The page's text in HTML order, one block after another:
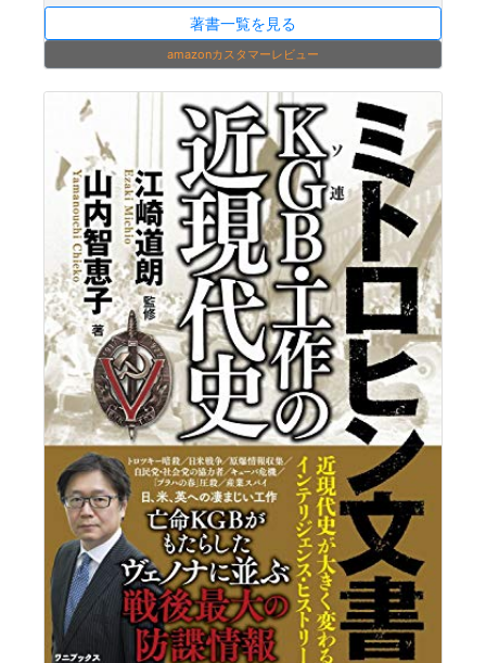
著書一覧を見る
amazonカスタマーレビュー